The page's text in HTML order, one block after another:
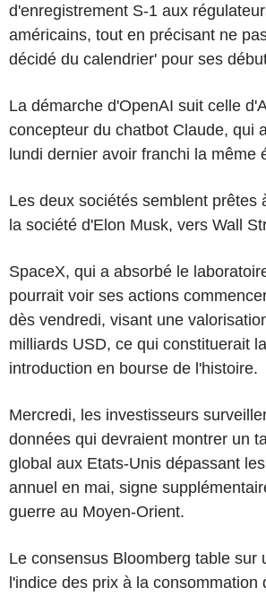
d'enregistrement S-1 aux
américains, tout en précisant ne
décidé du calendrier' pour ses
La démarche d'OpenAI suit celle
concepteur du chatbot Claude, qui
lundi dernier avoir franchi la même
Les deux sociétés semblent prêtes
la société d'Elon Musk, vers Wall
SpaceX, qui a absorbé le
pourrait voir ses actions
dès vendredi, visant une
milliards USD, ce qui constituerait
introduction en bourse de l'histoire.
Mercredi, les investisseurs
données qui devraient montrer un
global aux Etats-Unis dépassant
annuel en mai, signe
guerre au Moyen-Orient.
Le consensus Bloomberg table sur
l'indice des prix à la consommation